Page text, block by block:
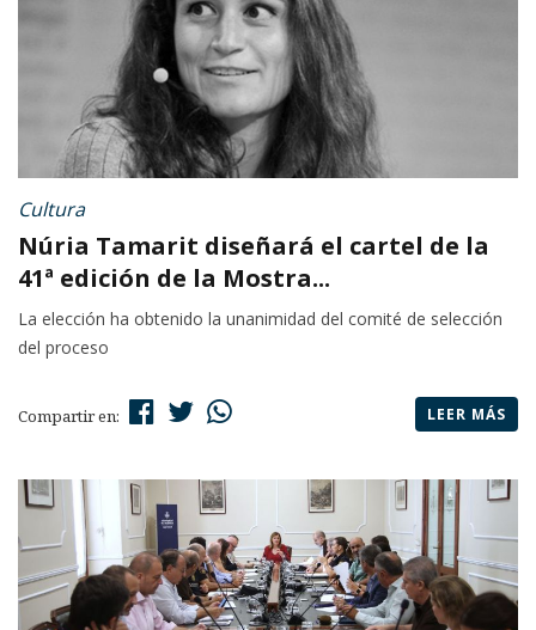
Cultura
Núria Tamarit diseñará el cartel de la
41ª edición de la Mostra...
La elección ha obtenido la unanimidad del comité de selección
del proceso
Compartir en: LEER MÁS